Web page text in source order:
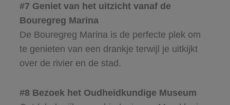
#7 Geniet van het uitzicht vanaf de
Bouregreg Marina
De Bouregreg Marina is de perfecte plek om
te genieten van een drankje terwijl je uitkijkt
over de rivier en de stad.
#8 Bezoek het Oudheidkundige Museum